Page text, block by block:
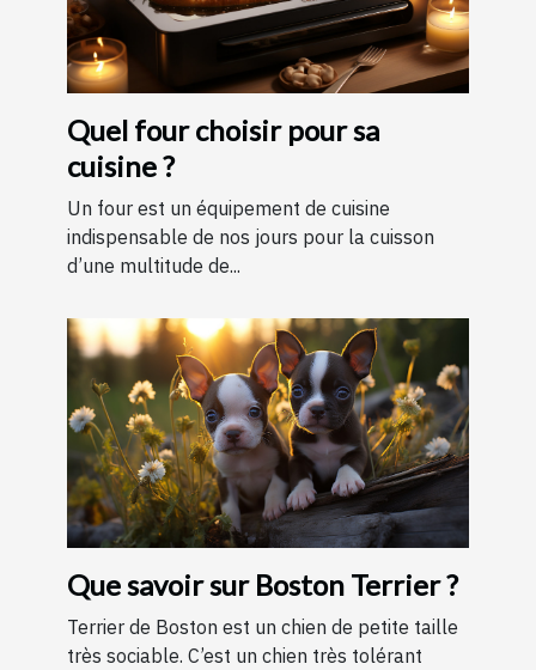
Quel four choisir pour sa
cuisine ?
Un four est un équipement de cuisine
indispensable de nos jours pour la cuisson
d’une multitude de...
Que savoir sur Boston Terrier ?
Terrier de Boston est un chien de petite taille
très sociable. C’est un chien très tolérant